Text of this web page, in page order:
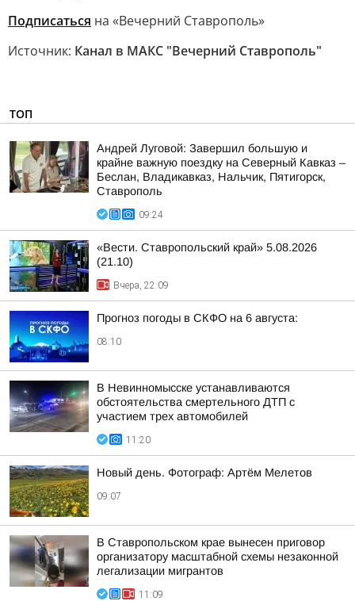
Подписаться на «Вечерний Ставрополь»
Источник: Канал в МАКС "Вечерний Ставрополь"
ТОП
Андрей Луговой: Завершил большую и
крайне важную поездку на Северный Кавказ –
Беслан, Владикавказ, Нальчик, Пятигорск,
Ставрополь
09:24
«Вести. Ставропольский край» 5.08.2026
(21.10)
Вчера, 22:09
Прогноз погоды в СКФО на 6 августа:
08:10
В Невинномысске устанавливаются
обстоятельства смертельного ДТП с
участием трех автомобилей
11:20
Новый день. Фотограф: Артём Мелетов
09:07
В Ставропольском крае вынесен приговор
организатору масштабной схемы незаконной
легализации мигрантов
11:09